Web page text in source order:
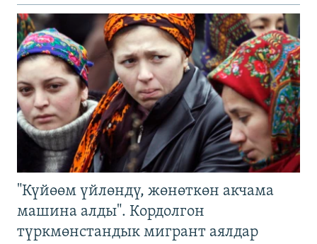
"Күйөөм үйлөндү, жөнөткөн акчама
машина алды". Кордолгон
түркмөнстандык мигрант аялдар